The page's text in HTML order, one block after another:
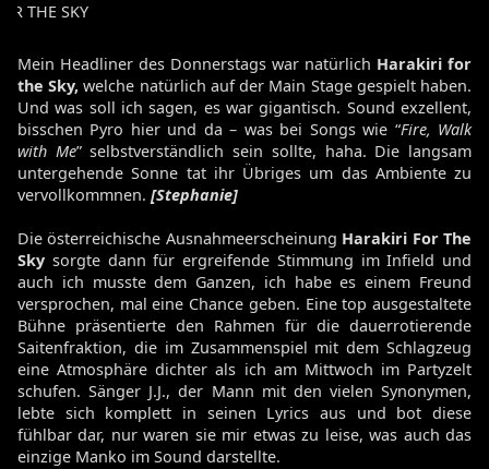
THE SKY
Mein Headliner des Donnerstags war natürlich Harakiri for
the Sky, welche natürlich auf der Main Stage gespielt haben.
Und was soll ich sagen, es war gigantisch. Sound exzellent,
bisschen Pyro hier und da – was bei Songs wie “Fire, Walk
with Me” selbstverständlich sein sollte, haha. Die langsam
untergehende Sonne tat ihr Übriges um das Ambiente zu
vervollkommnen. [Stephanie]
Die österreichische Ausnahmeerscheinung Harakiri For The
Sky sorgte dann für ergreifende Stimmung im Infield und
auch ich musste dem Ganzen, ich habe es einem Freund
versprochen, mal eine Chance geben. Eine top ausgestaltete
Bühne präsentierte den Rahmen für die dauerrotierende
Saitenfraktion, die im Zusammenspiel mit dem Schlagzeug
eine Atmosphäre dichter als ich am Mittwoch im Partyzelt
schufen. Sänger J.J., der Mann mit den vielen Synonymen,
lebte sich komplett in seinen Lyrics aus und bot diese
fühlbar dar, nur waren sie mir etwas zu leise, was auch das
einzige Manko im Sound darstellte.